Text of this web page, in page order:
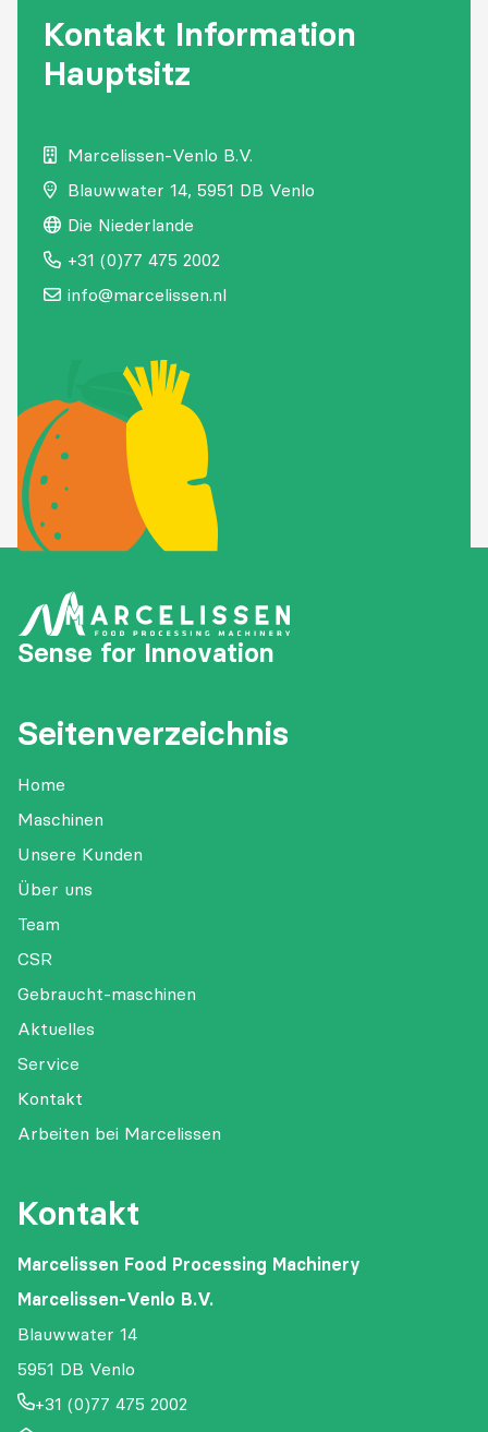
Kontakt Information
Hauptsitz
Marcelissen-Venlo B.V.
Blauwwater 14, 5951 DB Venlo
Die Niederlande
+31 (0)77 475 2002
info@marcelissen.nl
Sense for Innovation
Seitenverzeichnis
Home
Maschinen
Unsere Kunden
Über uns
Team
CSR
Gebraucht-maschinen
Aktuelles
Service
Kontakt
Arbeiten bei Marcelissen
Kontakt
Marcelissen Food Processing Machinery
Marcelissen-Venlo B.V.
Blauwwater 14
5951 DB Venlo
+31 (0)77 475 2002